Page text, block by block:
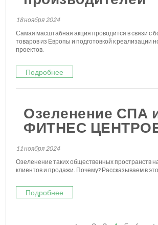
18 ноября 2024
Самая масштабная акция проводится в связи с
товаров из Европы и подготовкой к реализации
проектов.
Подробнее
Озеленение СПА
ФИТНЕС
11 ноября 2024
Озеленение таких общественных пространств
клиентов и продажи. Почему? Рассказываем в
Подробнее